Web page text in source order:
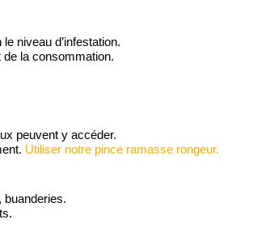
le niveau d’infestation.
de la consommation.
peuvent y accéder.
Utiliser notre pince ramasse rongeur.
buanderies.